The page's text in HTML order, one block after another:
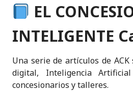
k
e
dI
n
c
e
b
o
o
it
te
r
a
ts
A
p
p
ai
l
EL
INTELIGENTE
Una serie de artículos de
digital, Inteligencia
concesionarios y talleres.